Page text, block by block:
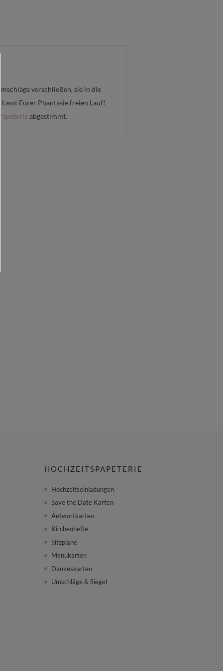
verschließen, sie in die
Eurer Phantasie freien Lauf!
abgestimmt.
HOCHZEITSPAPETERIE
Hochzeitseinladungen
Save the Date Karten
Antwortkarten
Kirchenhefte
Sitzpläne
Menükarten
Dankeskarten
Umschläge & Siegel